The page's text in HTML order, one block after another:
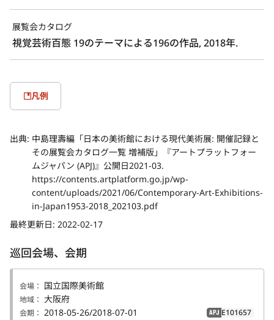
展覧会カタログ
視覚芸術百態 19のテーマによる196の作品, 2018年.
凡例
出典: 中島理壽編「日本の美術館における現代美術展: 開催記録と
その展覧会カタログ一覧 増補版」『アートプラットフォー
ムジャパン (APJ)』公開日2021-03.
https://contents.artplatform.go.jp/wp-
content/uploads/2021/06/Contemporary-Art-Exhibitions-
in-Japan1953-2018_202103.pdf
最終更新日: 2022-02-17
巡回会場、会期
会場： 国立国際美術館
地域： 大阪府
会期： 2018-05-26/2018-07-01 APJ E101657